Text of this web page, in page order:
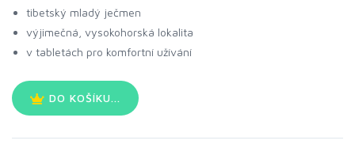
tibetský mladý ječmen
výjimečná, vysokohorská lokalita
v tabletách pro komfortní užívání
DO KOŠÍKU...